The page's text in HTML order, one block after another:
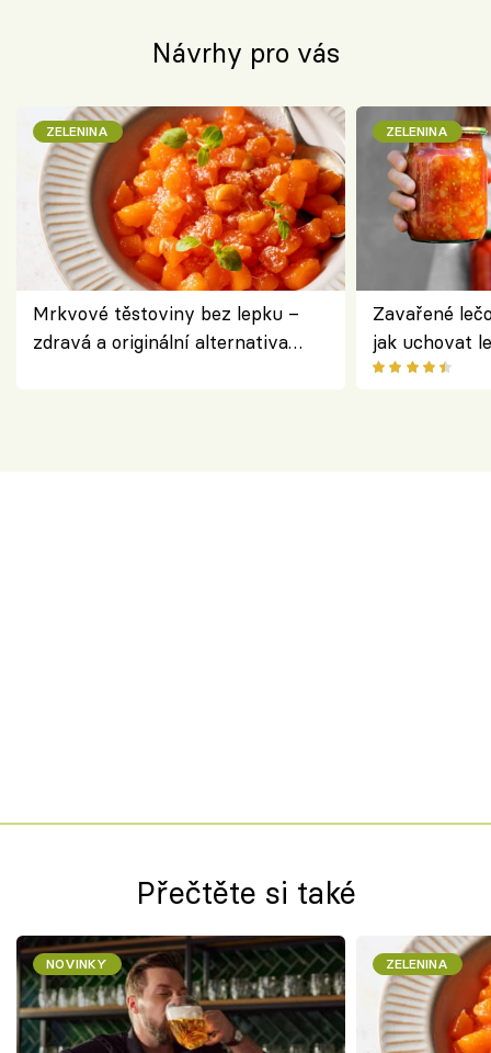
Návrhy pro vás
ZELENINA
Mrkvové těstoviny bez lepku –
zdravá a originální alternativa
ZELENINA
Zavařené
jak uchovat
Přečtěte si také
NOVINKY ZELENINA